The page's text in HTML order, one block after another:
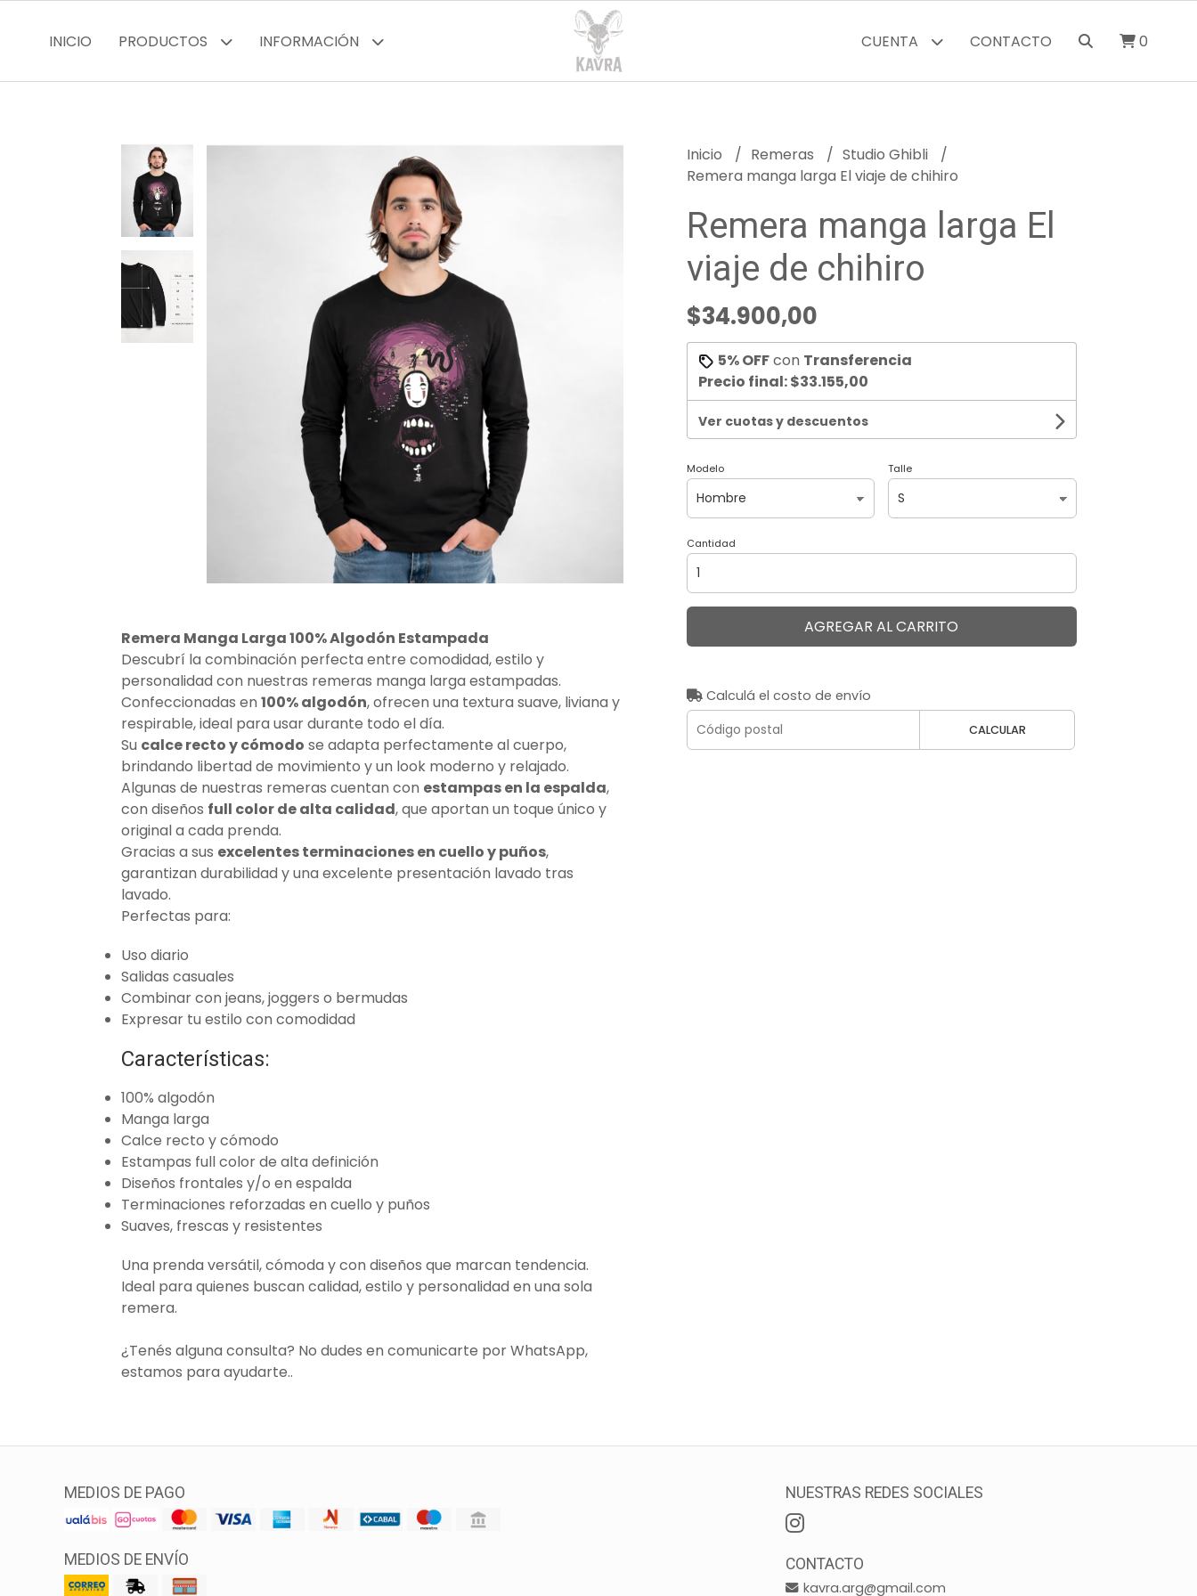
INICIO PRODUCTOS INFORMACIÓN CUENTA CONTACTO 0
Remera Manga Larga 100% Algodón Estampada
Descubrí la combinación perfecta entre comodidad, estilo y
personalidad con nuestras remeras manga larga estampadas.
Confeccionadas en 100% algodón, ofrecen una textura suave, liviana y
respirable, ideal para usar durante todo el día.
Su calce recto y cómodo se adapta perfectamente al cuerpo,
brindando libertad de movimiento y un look moderno y relajado.
Algunas de nuestras remeras cuentan con estampas en la espalda,
con diseños full color de alta calidad, que aportan un toque único y
original a cada prenda.
Gracias a sus excelentes terminaciones en cuello y puños,
garantizan durabilidad y una excelente presentación lavado tras
lavado.
Perfectas para:
Uso diario
Salidas casuales
Combinar con jeans, joggers o bermudas
Expresar tu estilo con comodidad
Características:
100% algodón
Manga larga
Calce recto y cómodo
Estampas full color de alta definición
Diseños frontales y/o en espalda
Terminaciones reforzadas en cuello y puños
Suaves, frescas y resistentes
Una prenda versátil, cómoda y con diseños que marcan tendencia.
Ideal para quienes buscan calidad, estilo y personalidad en una sola
remera.
¿Tenés alguna consulta? No dudes en comunicarte por WhatsApp,
estamos para ayudarte..
Inicio Remeras
Studio Ghibli
Remera manga larga El viaje de chihiro
Remera manga larga El
viaje de chihiro
$34.900,00
5% OFFcon Transferencia
Precio final:$33.155,00
Ver cuotas y descuentos
Modelo Talle
Cantidad
AGREGAR AL CARRITO
Calculá el costo de envío
CALCULAR
MEDIOS DE PAGO
MEDIOS DE ENVÍO
NUESTRAS REDES SOCIALES
CONTACTO
kavra.arg@gmail.com